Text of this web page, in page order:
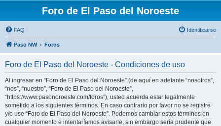
Foro de El Paso del Noroeste
FAQ Identificarse
Paso NW Foros
Foro de El Paso del Noroeste - Condiciones de uso
Al ingresar en “Foro de El Paso del Noroeste” (de aquí en adelante “nosotros”,
“nos”, “nuestro”, “Foro de El Paso del Noroeste”,
“https://www.pasonoroeste.com/foros”), usted acuerda estar legalmente
sometido a los siguientes términos. En caso contrario por favor no se registre
y/o use “Foro de El Paso del Noroeste”. Podemos cambiar estos términos en
cualquier momento e intentaríamos avisarle, sin embargo sería prudente que